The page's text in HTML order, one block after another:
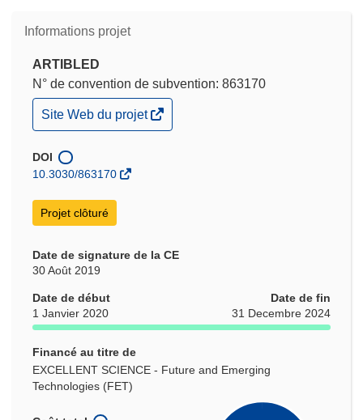
Informations projet
ARTIBLED
N° de convention de subvention: 863170
(s’ouvre
dans
nouvelle
fenêtre)
Site Web du projet
DOI
10.3030/863170
Projet clôturé
Date de signature de la CE
30 Août 2019
Date de début
1 Janvier 2020
Date de fin
31 Decembre 2024
Financé au titre de
EXCELLENT SCIENCE - Future and Emerging
Technologies (FET)